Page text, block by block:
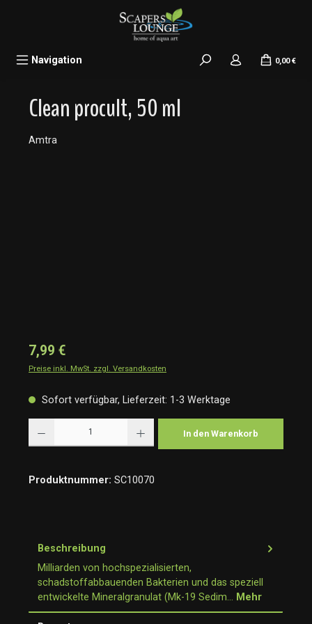
Navigation 0,00 €
Clean procult, 50 ml
Amtra
7,99 €
Preise inkl. MwSt. zzgl. Versandkosten
Sofort verfügbar, Lieferzeit: 1-3 Werktage
In den Warenkorb
Produktnummer: SC10070
Beschreibung
Milliarden von hochspezialisierten,
schadstoffabbauenden Bakterien und das speziell
entwickelte Mineralgranulat (Mk-19 Sedim… Mehr